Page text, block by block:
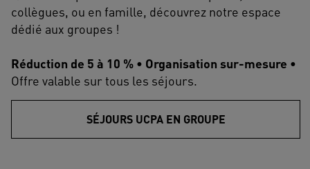
collègues, ou en famille, découvrez notre espace
dédié aux groupes !
Réduction de 5 à 10 % • Organisation sur-mesure •
Offre valable sur tous les séjours.
SÉJOURS UCPA EN GROUPE